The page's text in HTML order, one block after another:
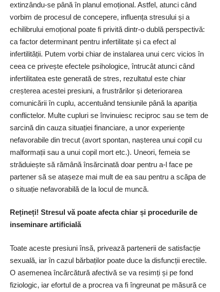
extinzându-se până în planul emoțional. Astfel, atunci când
vorbim de procesul de concepere, influența stresului și a
echilibrului emoțional poate fi privită dintr-o dublă perspectivă:
ca factor determinant pentru infertilitate și ca efect al
infertilității. Putem vorbi chiar de instalarea unui cerc vicios în
ceea ce privește efectele psihologice, întrucât atunci când
infertilitatea este generată de stres, rezultatul este chiar
creșterea acestei presiuni, a frustrărilor și deteriorarea
comunicării în cuplu, accentuând tensiunile până la apariția
conflictelor. Multe cupluri se învinuiesc reciproc sau se tem de
sarcină din cauza situației financiare, a unor experiențe
nefavorabile din trecut (avort spontan, nașterea unui copil cu
malformații sau a unui copil mort etc.). Uneori, femeia se
străduiește să rămână însărcinată doar pentru a-l face pe
partener să se atașeze mai mult de ea sau pentru a scăpa de
o situație nefavorabilă de la locul de muncă.
Rețineți! Stresul vă poate afecta chiar și procedurile de
inseminare artificială
Toate aceste presiuni însă, privează partenerii de satisfacție
sexuală, iar în cazul bărbaților poate duce la disfuncții erectile.
O asemenea încărcătură afectivă se va resimți și pe fond
fiziologic, iar efortul de a procrea va fi îngreunat pe măsură ce